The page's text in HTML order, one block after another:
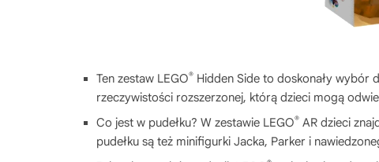
Ten zestaw LEGO® Hidden Side to doskonały wybór
rzeczywistości rozszerzonej, którą dzieci mogą
Co jest w pudełku? W zestawie LEGO® AR dzieci
pudełku są też minifigurki Jacka, Parker i